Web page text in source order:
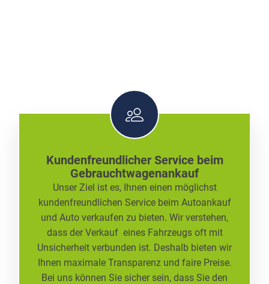
Kundenfreundlicher Service beim
Gebrauchtwagenankauf
Unser Ziel ist es, Ihnen einen möglichst
kundenfreundlichen Service beim Autoankauf
und Auto verkaufen zu bieten. Wir verstehen,
dass der Verkauf eines Fahrzeugs oft mit
Unsicherheit verbunden ist. Deshalb bieten wir
Ihnen maximale Transparenz und faire Preise.
Bei uns können Sie sicher sein, dass Sie den